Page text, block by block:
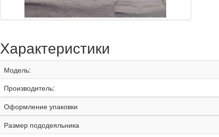
Характеристики
Модель:
Производитель:
Оформление упаковки
Размер пододеяльника